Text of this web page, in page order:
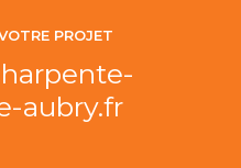
PROJET
aubry.fr